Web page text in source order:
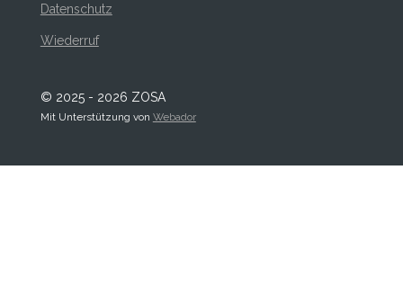
Datenschutz
Wiederruf
© 2025 - 2026 ZOSA
Mit Unterstützung von Webador